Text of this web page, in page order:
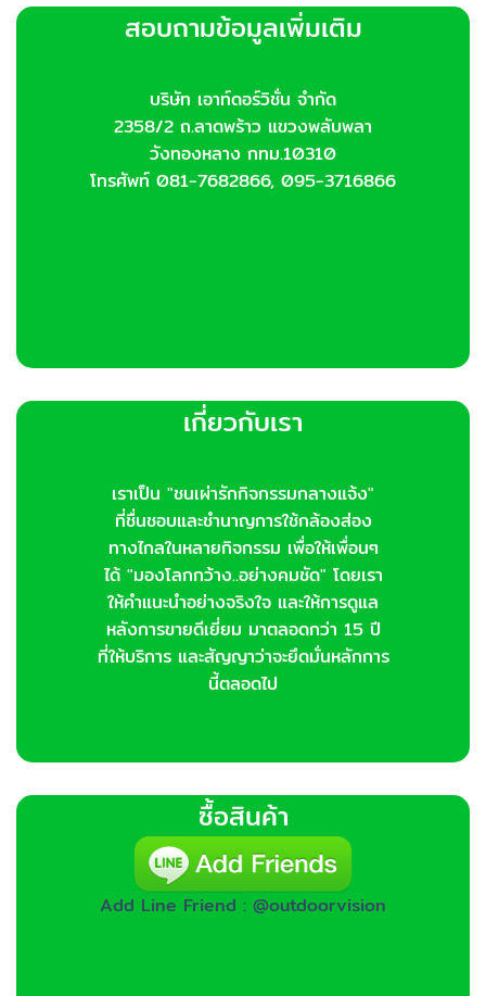
options
may
the
product
page
สอบถามข้อมูลเพิ่มเติม
บริษัท เอาท์ดอร์วิชั่น จำกัด
2358/2 ถ.ลาดพร้าว แขวงพลับพลา
วังทองหลาง กทม.10310
โทรศัพท์ 081-7682866, 095-3716866
เกี่ยวกับเรา
เราเป็น "ชนเผ่ารักกิจกรรมกลางแจ้ง"
ที่ชื่นชอบและชำนาญการใช้กล้องส่อง
ทางไกลในหลายกิจกรรม เพื่อให้เพื่อนๆ
ได้ "มองโลกกว้าง..อย่างคมชัด" โดยเรา
ให้คำแนะนำอย่างจริงใจ และให้การดูแล
หลังการขายดีเยี่ยม มาตลอดกว่า 15 ปี
ที่ให้บริการ และสัญญาว่าจะยึดมั่นหลักการ
นี้ตลอดไป
ซื้อสินค้า
Add Line Friend : @outdoorvision